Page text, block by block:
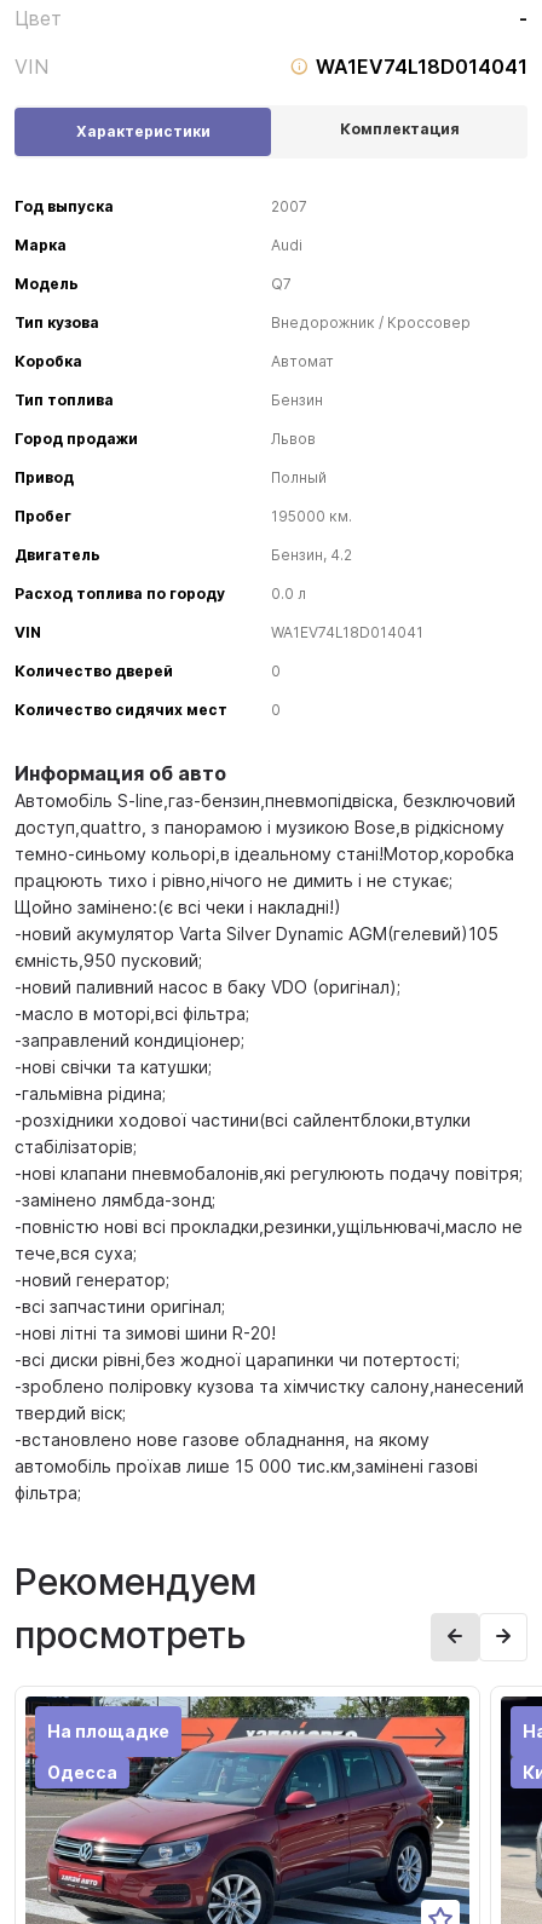
Цвет
-
VIN
WA1EV74L18D014041
Информация об авто
Автомобіль S-line,газ-бензин,пневмопідвіска, безключовий
доступ,quattro, з панорамою і музикою Bose,в рідкісному
темно-синьому кольорі,в ідеальному стані!Мотор,коробка
працюють тихо і рівно,нічого не димить і не стукає;
Щойно замінено:(є всі чеки і накладні!)
-новий акумулятор Varta Silver Dynamic AGM(гелевий)105
ємність,950 пусковий;
-новий паливний насос в баку VDO (оригінал);
-масло в моторі,всі фільтра;
-заправлений кондиціонер;
-нові свічки та катушки;
-гальмівна рідина;
-розхідники ходової частини(всі сайлентблоки,втулки
стабілізаторів;
-нові клапани пневмобалонів,які регулюють подачу повітря;
-замінено лямбда-зонд;
-повністю нові всі прокладки,резинки,ущільнювачі,масло не
тече,вся суха;
-новий генератор;
-всі запчастини оригінал;
-нові літні та зимові шини R-20!
-всі диски рівні,без жодної царапинки чи потертості;
-зроблено поліровку кузова та хімчистку салону,нанесений
твердий віск;
-встановлено нове газове обладнання, на якому
автомобіль проїхав лише 15 000 тис.км,замінені газові
фільтра;
Характеристики Комплектация
Год выпуска 2007
Марка Audi
Модель Q7
Тип кузова Внедорожник / Кроссовер
Коробка Автомат
Тип топлива Бензин
Город продажи Львов
Привод Полный
Пробег 195000 км.
Двигатель Бензин, 4.2
Расход топлива по городу 0.0 л
VIN WA1EV74L18D014041
Количество дверей 0
Количество сидячих мест 0
Рекомендуем
просмотреть
На площадке
Одесса